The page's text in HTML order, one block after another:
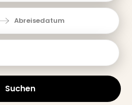
Abreisedatum
Suchen